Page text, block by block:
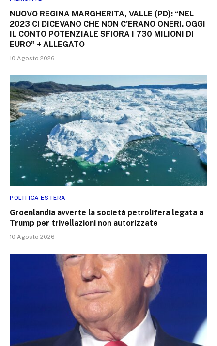
NUOVO REGINA MARGHERITA, VALLE (PD): “NEL
2023 CI DICEVANO CHE NON C’ERANO ONERI. OGGI
IL CONTO POTENZIALE SFIORA I 730 MILIONI DI
EURO” + ALLEGATO
10 Agosto 2026
POLITICA ESTERA
Groenlandia avverte la società petrolifera legata a
Trump per trivellazioni non autorizzate
10 Agosto 2026